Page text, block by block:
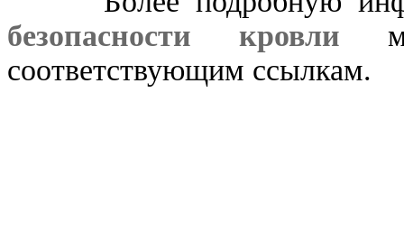
безопасности кровли
соответствующим ссылкам.